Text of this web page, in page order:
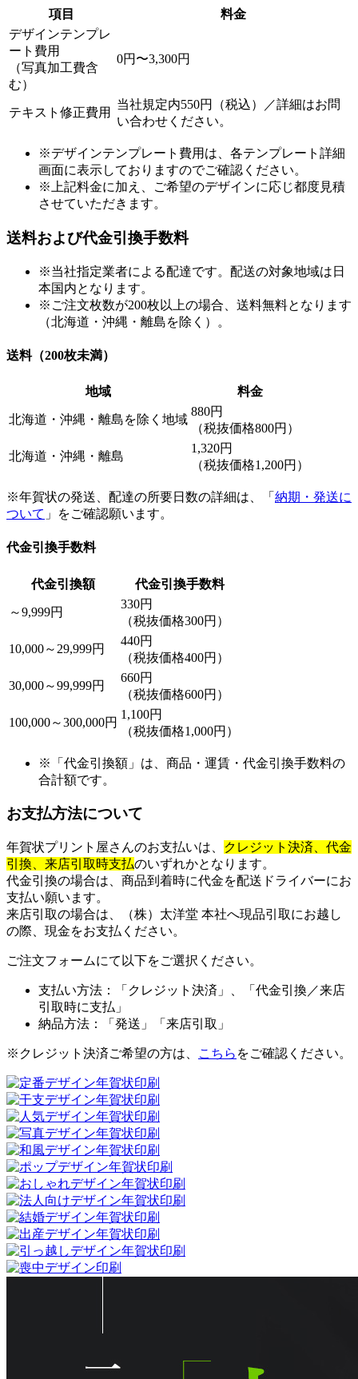
項目
料金
デザインテンプレ
ート費用
（写真加工費含
む）
0円〜3,300円
テキスト修正費用
当社規定内550円（税込）／詳細はお問
い合わせください。
※デザインテンプレート費用は、各テンプレート詳細
画面に表示しておりますのでご確認ください。
※上記料金に加え、ご希望のデザインに応じ都度見積
させていただきます。
送料および代金引換手数料
※当社指定業者による配達です。配送の対象地域は日
本国内となります。
※ご注文枚数が200枚以上の場合、送料無料となります
（北海道・沖縄・離島を除く）。
送料（200枚未満）
地域 料金
北海道・沖縄・離島を除く地域
880円
（税抜価格800円）
北海道・沖縄・離島
1,320円
（税抜価格1,200円）
※年賀状の発送、配達の所要日数の詳細は、「 納期・発送に
ついて 」をご確認願います。
代金引換手数料
代金引換額 代金引換手数料
～9,999円
330円
（税抜価格300円）
10,000～29,999円
440円
（税抜価格400円）
30,000～99,999円
660円
（税抜価格600円）
100,000～300,000円
1,100円
（税抜価格1,000円）
※「代金引換額」は、商品・運賃・代金引換手数料の
合計額です。
お支払方法について
年賀状プリント屋さんのお支払いは、
クレジット決済、代金
引換、 来店引取時支払のいずれかとなります。
代金引換の場合は、商品到着時に代金を配送ドライバーにお
支払い願います。
来店引取の場合は、（株）太洋堂 本社へ現品引取にお越し
の際、現金をお支払ください。
ご注文フォームにて以下をご選択ください。
支払い方法：「クレジット決済」、「代金引換／来店
引取時に支払」
納品方法：「発送」「来店引取」
※クレジット決済ご希望の方は、 こちら をご確認ください。